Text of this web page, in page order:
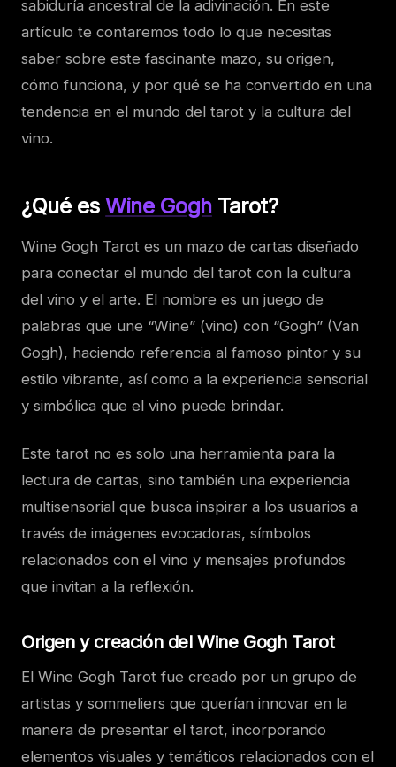
sabiduría ancestral de la adivinación. En este
artículo te contaremos todo lo que necesitas
saber sobre este fascinante mazo, su origen,
cómo funciona, y por qué se ha convertido en una
tendencia en el mundo del tarot y la cultura del
vino.
¿Qué esWine GoghTarot?
Wine Gogh Tarot es un mazo de cartas diseñado
para conectar el mundo del tarot con la cultura
del vino y el arte. El nombre es un juego de
palabras que une “Wine” (vino) con “Gogh” (Van
Gogh), haciendo referencia al famoso pintor y su
estilo vibrante, así como a la experiencia sensorial
y simbólica que el vino puede brindar.
Este tarot no es solo una herramienta para la
lectura de cartas, sino también una experiencia
multisensorial que busca inspirar a los usuarios a
través de imágenes evocadoras, símbolos
relacionados con el vino y mensajes profundos
que invitan a la reflexión.
Origen y creación del Wine Gogh Tarot
El Wine Gogh Tarot fue creado por un grupo de
artistas y sommeliers que querían innovar en la
manera de presentar el tarot, incorporando
elementos visuales y temáticos relacionados con el